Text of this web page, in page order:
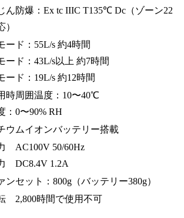
ん防爆：Ex tc IIIC T135℃ Dc（ゾーン22
）
ード：55L/s 約4時間
ード：43L/s以上 約7時間
ード：19L/s 約12時間
時周囲温度：10〜40℃
：0〜90% RH
ウムイオンバッテリー搭載
AC100V 50/60Hz
DC8.4V 1.2A
ンセット：800g（バッテリー380g）
2,800時間で使用不可